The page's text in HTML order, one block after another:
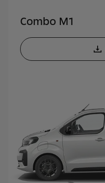
Combo M1